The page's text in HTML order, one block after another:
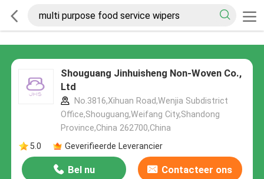
Shouguang Jinhuisheng Non-Woven Co.,
Ltd
No.3816,Xihuan Road,Wenjia Subdistrict
Office,Shouguang,Weifang City,Shandong
Province,China 262700,China
5.0
Geverifieerde Leverancier
Bel nu Contacteer ons